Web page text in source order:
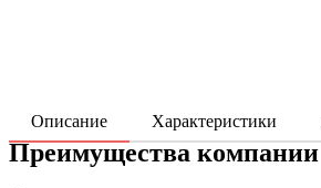
Описание Характеристики
Преимущества компании